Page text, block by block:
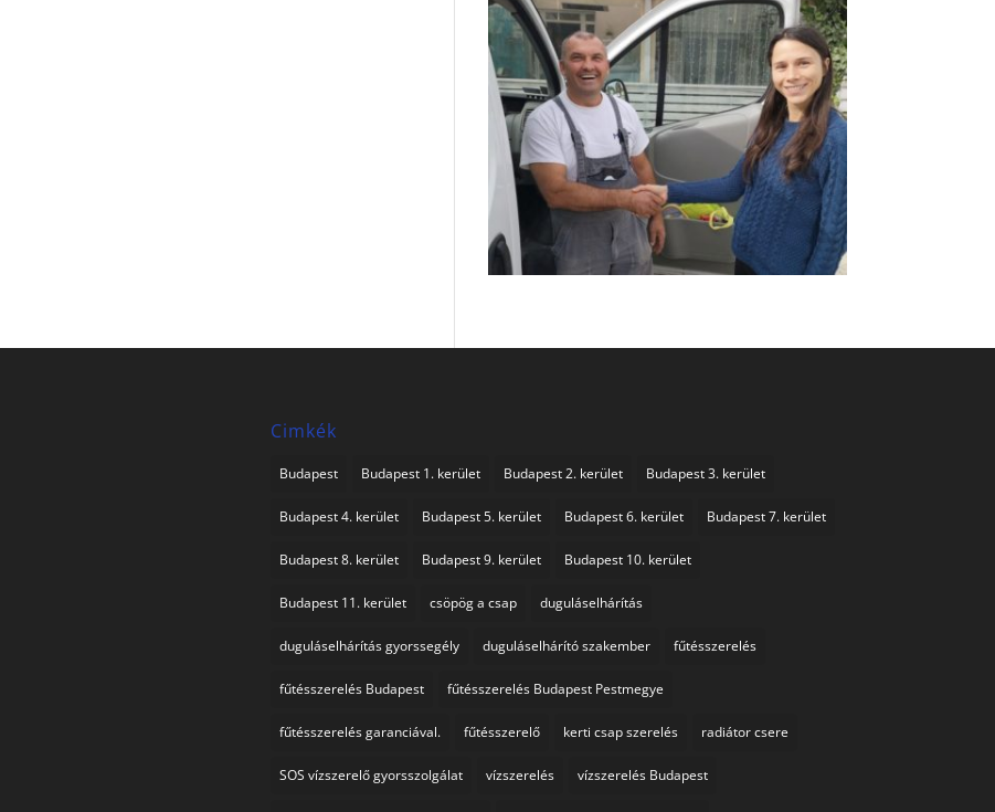
Cimkék
Budapest Budapest 1. kerület Budapest 2. kerület Budapest 3. kerület
Budapest 4. kerület Budapest 5. kerület Budapest 6. kerület Budapest 7. kerület
Budapest 8. kerület Budapest 9. kerület Budapest 10. kerület
Budapest 11. kerület csöpög a csap duguláselhárítás
duguláselhárítás gyorssegély duguláselhárító szakember fűtésszerelés
fűtésszerelés Budapest fűtésszerelés Budapest Pestmegye
fűtésszerelés garanciával. fűtésszerelő kerti csap szerelés radiátor csere
SOS vízszerelő gyorsszolgálat vízszerelés vízszerelés Budapest